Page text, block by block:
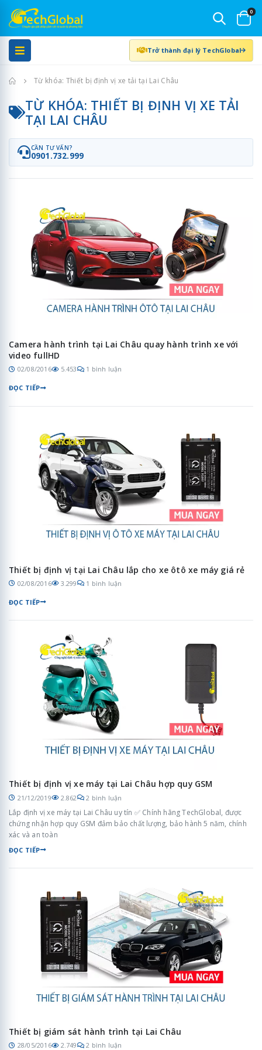
0
Trở thành đại lý TechGlobal
Trang chủTừ khóa: Thiết bị định vị xe tải tại Lai Châu
TỪ KHÓA: THIẾT BỊ ĐỊNH VỊ XE TẢI
TẠI LAI CHÂU
CẦN TƯ VẤN?
0901.732.999
Camera hành trình tại Lai Châu quay hành trình xe với
video fullHD
02/08/2016 5.453 1 bình luận
ĐỌC TIẾP
Thiết bị định vị tại Lai Châu lắp cho xe ôtô xe máy giá rẻ
02/08/2016 3.299 1 bình luận
ĐỌC TIẾP
Thiết bị định vị xe máy tại Lai Châu hợp quy GSM
21/12/2019 2.862 2 bình luận
Lắp định vị xe máy tại Lai Châu uy tín ✅ Chính hãng TechGlobal, được
chứng nhận hợp quy GSM đảm bảo chất lượng, bảo hành 5 năm, chính
xác và an toàn
ĐỌC TIẾP
Thiết bị giám sát hành trình tại Lai Châu
28/05/2016 2.749 2 bình luận